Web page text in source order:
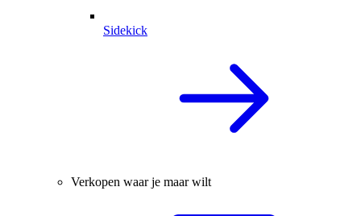
Sidekick
Verkopen waar je maar wilt